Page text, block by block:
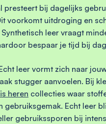
presteert bij dagelijks
voorkomt uitdroging en
leer vraagt
bespaar je tijd bij
leer vormt zich naar
stugger aanvoelen. Bij
heren collecties waar
gebruiksgemak. Echt leer
gebruikssporen bij